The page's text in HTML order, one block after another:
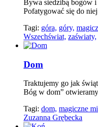
Bywa siedzibą bogów
Pofatygować się do
Tagi: góra, góry,
Wszechświat, zaświaty,
Dom
Traktujemy go jak
Bóg w dom”
Tagi: dom, magiczne
Zuzanna Grębecka